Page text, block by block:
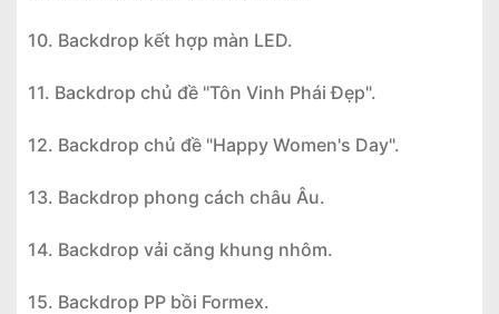
10. Backdrop kết hợp màn LED.
11. Backdrop chủ đề "Tôn Vinh Phái Đẹp".
12. Backdrop chủ đề "Happy Women's Day".
13. Backdrop phong cách châu Âu.
14. Backdrop vải căng khung nhôm.
15. Backdrop PP bồi Formex.